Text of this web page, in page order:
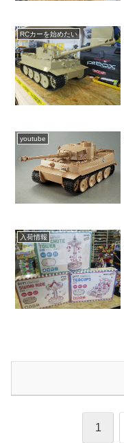
RCカーを始めたい
youtube
入荷情報
1